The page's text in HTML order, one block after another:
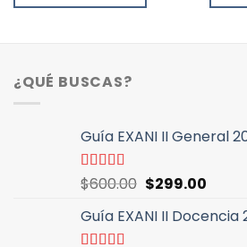
¿QUÉ BUSCAS?
Guía EXANI II General
Valorado
con
5
$600.00 El
original
$299.00El
Guía EXANI II Docencia